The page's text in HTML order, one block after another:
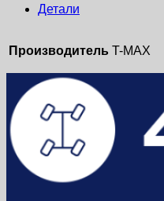
Детали
Производитель T-MAX